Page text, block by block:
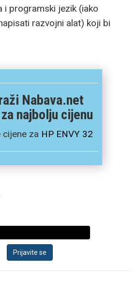
i programski jezik (iako
razvojni alat) koji bi
Nabava.net
najbolju cijenu
cijene za HP ENVY 32